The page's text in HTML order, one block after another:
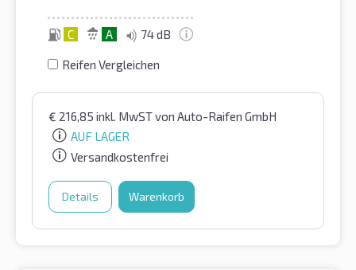
C A 74 dB
Reifen Vergleichen
€ 216,85 inkl. MwSTvon Auto-Raifen GmbH
AUF LAGER
Versandkostenfrei
Details Warenkorb